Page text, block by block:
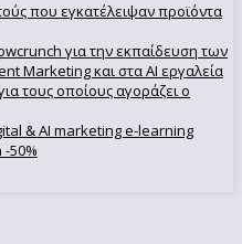
που εγκατέλειψαν προϊόντα
για την εκπαίδευση των
Marketing και στα AI εργαλεία
τους οποίους αγοράζει ο
& AI marketing e-learning
50%